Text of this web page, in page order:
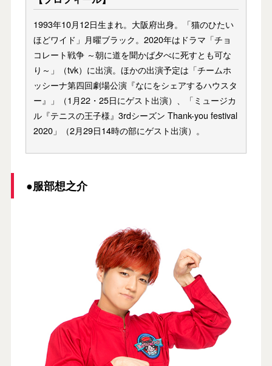
1993年10月12日生まれ。大阪府出身。「猫のひたい
ほどワイド」月曜ブラック。2020年はドラマ「チョ
コレート戦争 ～朝に道を聞かば夕べに死すとも可な
り～」（tvk）に出演。ほかの出演予定は「チームホ
ッシーナ第四回劇場公演『なにをシェアするハウスタ
ー』」（1月22・25日にゲスト出演）、「ミュージカ
ル『テニスの王子様』3rdシーズン Thank-you festival
2020」（2月29日14時の部にゲスト出演）。
●服部想之介